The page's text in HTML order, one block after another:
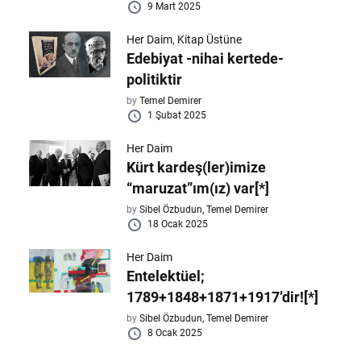
9 Mart 2025
Her Daim, Kitap Üstüne
Edebiyat -nihai kertede-
politiktir
byTemel Demirer
1 Şubat 2025
Her Daim
Kürt kardeş(ler)imize
“maruzat”ım(ız) var[*]
bySibel Özbudun,Temel Demirer
18 Ocak 2025
Her Daim
Entelektüel;
1789+1848+1871+1917’dir![*]
bySibel Özbudun,Temel Demirer
8 Ocak 2025